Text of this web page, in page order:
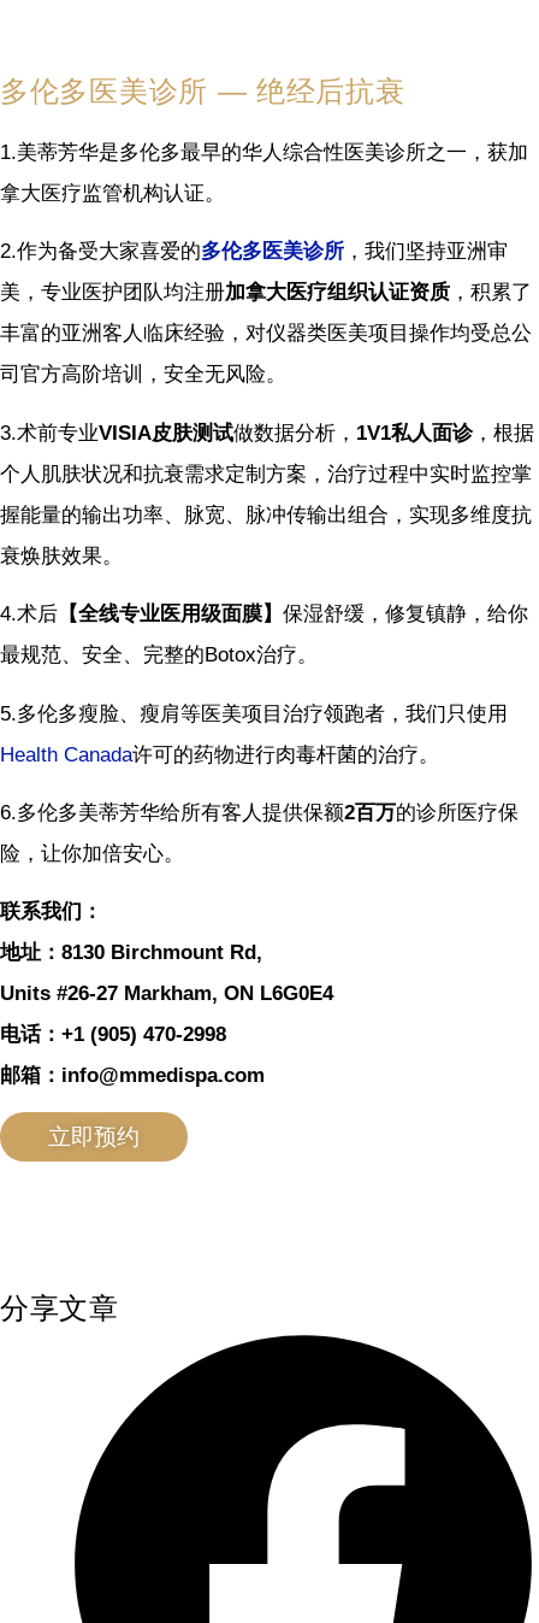
多伦多医美诊所 — 绝经后抗衰
1.美蒂芳华是多伦多最早的华人综合性医美诊所之一，获加
拿大医疗监管机构认证。
2.作为备受大家喜爱的多伦多医美诊所 ，我们坚持亚洲审
美，专业医护团队均注册加拿大医疗组织认证资质 ，积累了
丰富的亚洲客人临床经验，对仪器类医美项目操作均受总公
司官方高阶培训，安全无风险。
3.术前专业VISIA皮肤测试做数据分析， 1V1私人面诊，根据
个人肌肤状况和抗衰需求定制方案，治疗过程中实时监控掌
握能量的输出功率、脉宽、脉冲传输出组合，实现多维度抗
衰焕肤效果。
4.术后 【全线专业医用级面膜】 保湿舒缓，修复镇静，给你
最规范、安全、完整的Botox治疗。
5.多伦多瘦脸、瘦肩等医美项目治疗领跑者，我们只使用
Health Canada许可的药物进行肉毒杆菌的治疗。
6.多伦多美蒂芳华给所有客人提供保额2百万的诊所医疗保
险，让你加倍安心。
联系我们：
地址：8130 Birchmount Rd,
Units #26-27 Markham, ON L6G0E4
电话：+1 (905) 470-2998
邮箱：info@mmedispa.com
立即预约
分享文章